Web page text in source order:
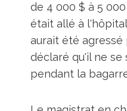
de 4 000 $ à 5
était allé à
aurait été agressé
déclaré qu'il ne
pendant la